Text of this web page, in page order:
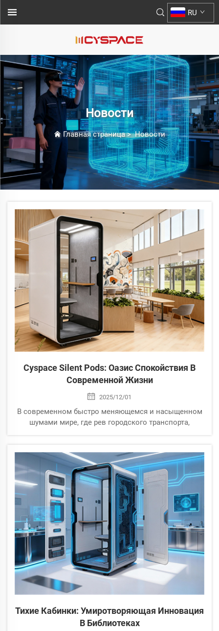
RU
Новости
Главная страница>Новости
Cyspace Silent Pods: Оазис Спокойствия В
Современной Жизни
2025/12/01
В современном быстро меняющемся и насыщенном
шумами мире, где рев городского транспорта,
неизбежный звуковой фон, спрос на тихие,
приватные пространства резко возрос...
Тихие Кабинки: Умиротворяющая Инновация
В Библиотеках